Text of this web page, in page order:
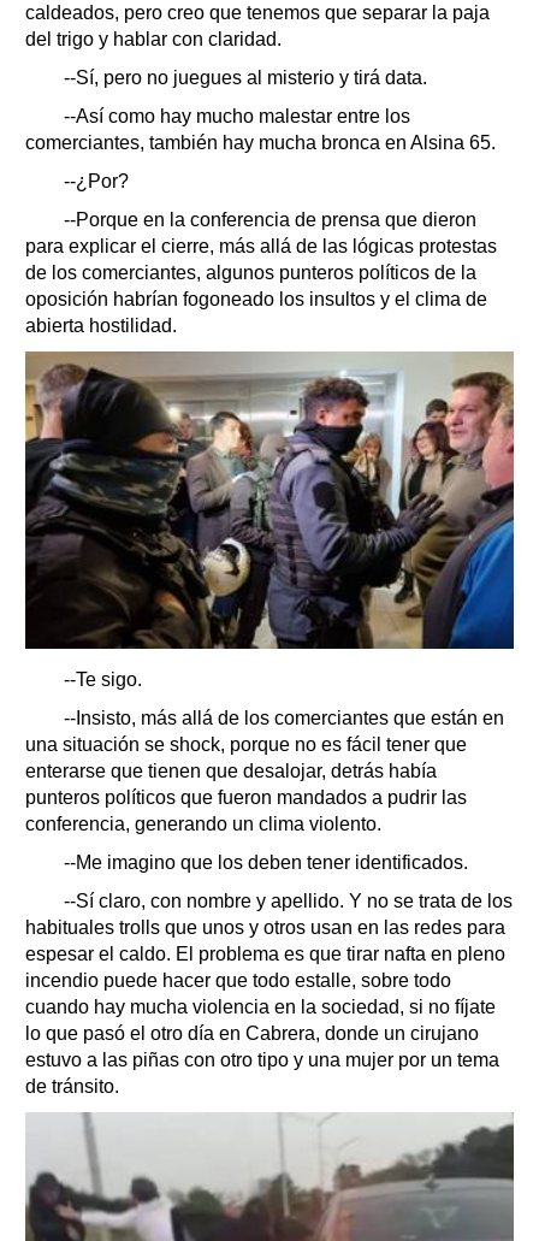
caldeados, pero creo que tenemos que separar la paja
del trigo y hablar con claridad.
--Sí, pero no juegues al misterio y tirá data.
--Así como hay mucho malestar entre los
comerciantes, también hay mucha bronca en Alsina 65.
--¿Por?
--Porque en la conferencia de prensa que dieron
para explicar el cierre, más allá de las lógicas protestas
de los comerciantes, algunos punteros políticos de la
oposición habrían fogoneado los insultos y el clima de
abierta hostilidad.
--Te sigo.
--Insisto, más allá de los comerciantes que están en
una situación se shock, porque no es fácil tener que
enterarse que tienen que desalojar, detrás había
punteros políticos que fueron mandados a pudrir las
conferencia, generando un clima violento.
--Me imagino que los deben tener identificados.
--Sí claro, con nombre y apellido. Y no se trata de los
habituales trolls que unos y otros usan en las redes para
espesar el caldo. El problema es que tirar nafta en pleno
incendio puede hacer que todo estalle, sobre todo
cuando hay mucha violencia en la sociedad, si no fíjate
lo que pasó el otro día en Cabrera, donde un cirujano
estuvo a las piñas con otro tipo y una mujer por un tema
de tránsito.